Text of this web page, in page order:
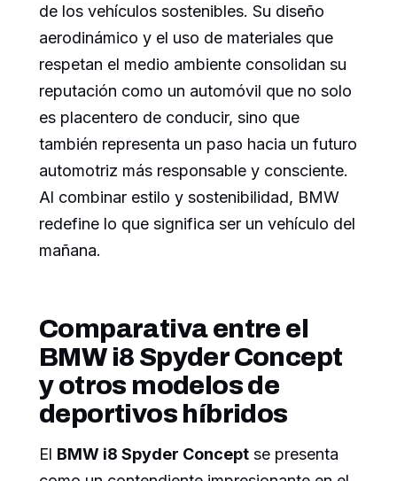
de los vehículos sostenibles. Su diseño
aerodinámico y el uso de materiales que
respetan el medio ambiente consolidan su
reputación como un automóvil que no solo
es placentero de conducir, sino que
también representa un paso hacia un futuro
automotriz más responsable y consciente.
Al combinar estilo y sostenibilidad, BMW
redefine lo que significa ser un vehículo del
mañana.
Comparativa entre el
BMW i8 Spyder Concept
y otros modelos de
deportivos híbridos
El BMW i8 Spyder Concept se presenta